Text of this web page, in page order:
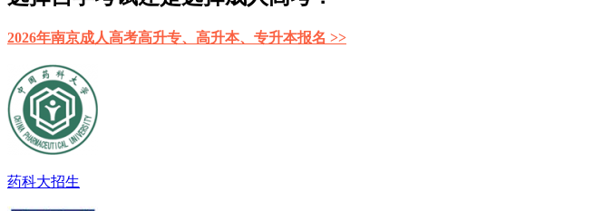
2026年南京成人高考高升专、高升本、专升本报名 >>
药科大招生